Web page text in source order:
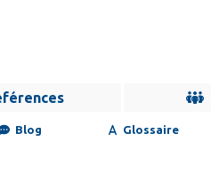
Blog Glossaire